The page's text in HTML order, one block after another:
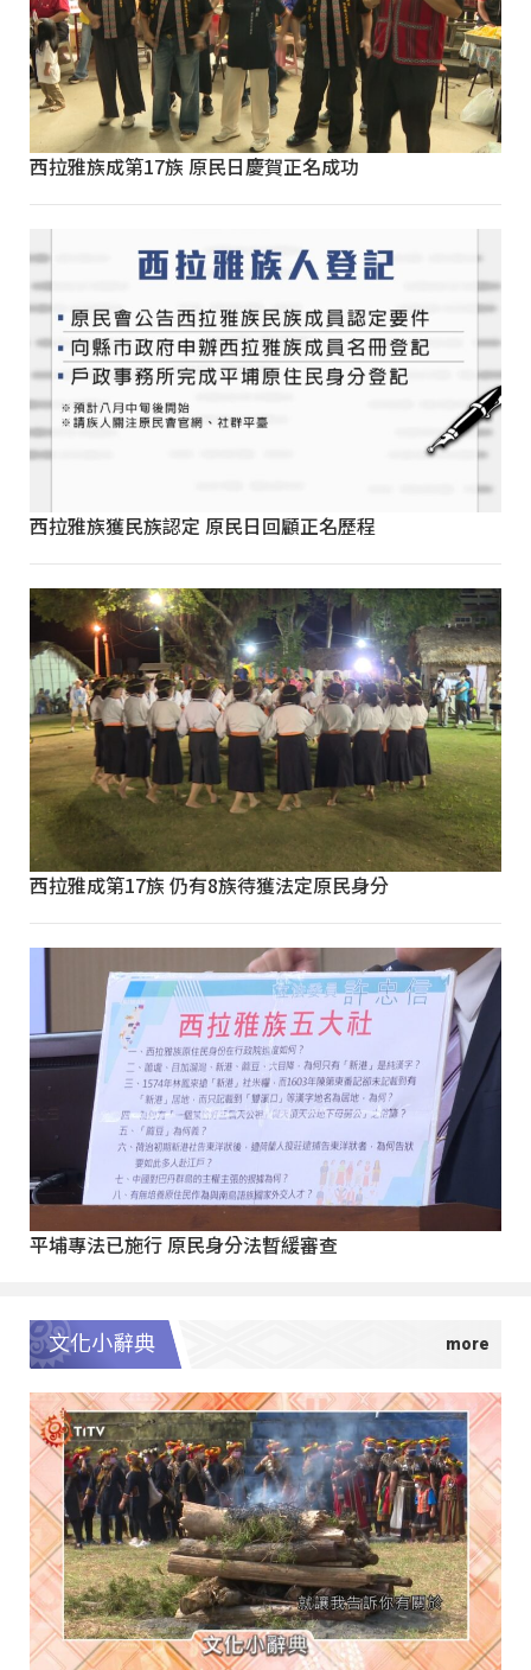
西拉雅族成第17族 原民日慶賀正名成功
西拉雅族獲民族認定 原民日回顧正名歷程
西拉雅成第17族 仍有8族待獲法定原民身分
平埔專法已施行 原民身分法暫緩審查
文化小辭典